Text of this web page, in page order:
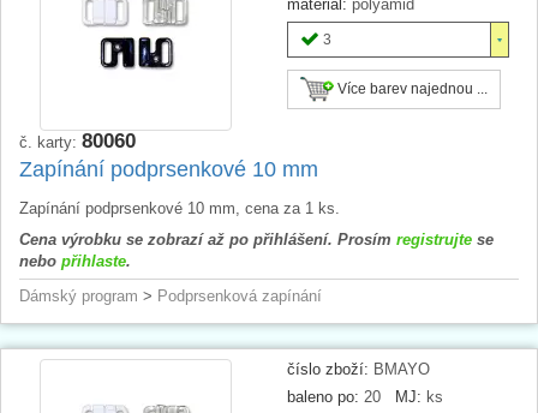
materiál: polyamid
3
Více barev najednou ...
č. karty: 80060
Zapínání podprsenkové 10 mm
Zapínání podprsenkové 10 mm, cena za 1 ks.
Cena výrobku se zobrazí až po přihlášení. Prosím registrujte se
nebo přihlaste.
Dámský program > Podprsenková zapínání
číslo zboží: BMAYO
baleno po: 20 MJ: ks